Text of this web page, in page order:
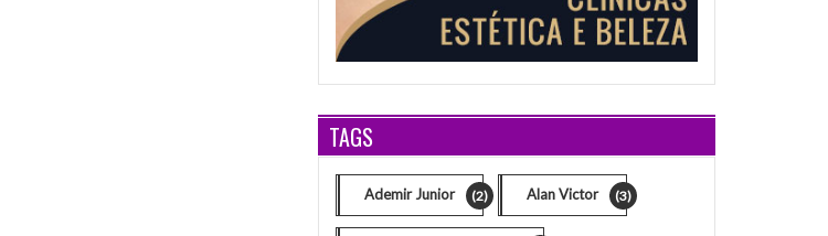
TAGS
Ademir Junior (2) Alan Victor (3)